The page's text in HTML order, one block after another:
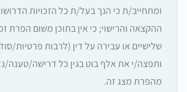
ומתחייב/ת כי הנך בעל/ת כל הזכויות
ההקצאה והרישוי; כי אין בתוכן משום הפרת
שלישיים או עבירה על דין (לרבות פרטיות/
ותפצה/י את אלף בוט בגין כל דרישה/טענה/
מהפרת מצג זה.